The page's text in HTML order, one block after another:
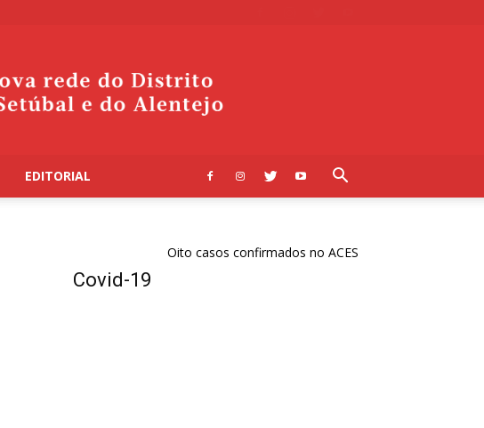
EDITORIAL
Covid-19
Oito casos confirmados no ACES Arco Ribeirinho (Barreiro,